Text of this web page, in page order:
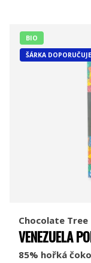
BIO
ŠÁRKA DOPORUČUJE
Chocolate Tree
VENEZUELA
85% hořká